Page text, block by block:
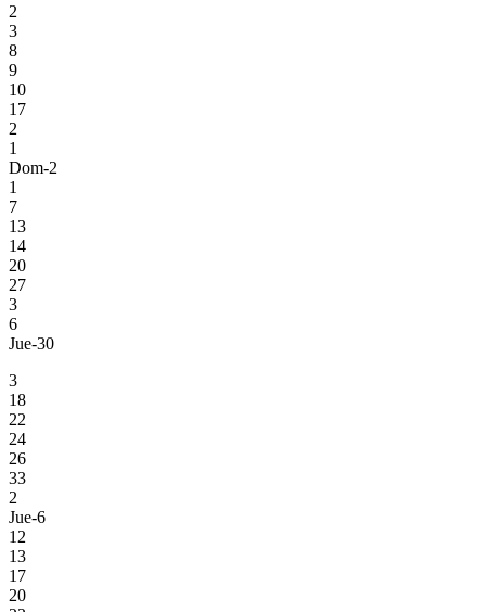
2
3
8
9
10
17
2
1
Dom-2
1
7
13
14
20
27
3
6
Jue-30
3
18
22
24
26
33
2
Jue-6
12
13
17
20